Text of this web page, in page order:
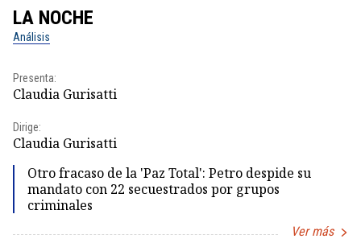
LA NOCHE
Análisis
Presenta:
Claudia Gurisatti
Dirige:
Claudia Gurisatti
Otro fracaso de la 'Paz Total': Petro despide su
mandato con 22 secuestrados por grupos
criminales
Ver más